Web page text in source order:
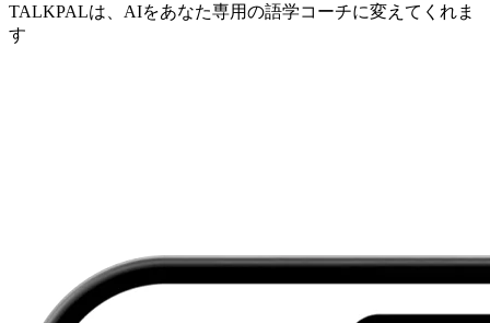
TALKPALは、AIをあなた専用の語学コーチに変えてくれま
す